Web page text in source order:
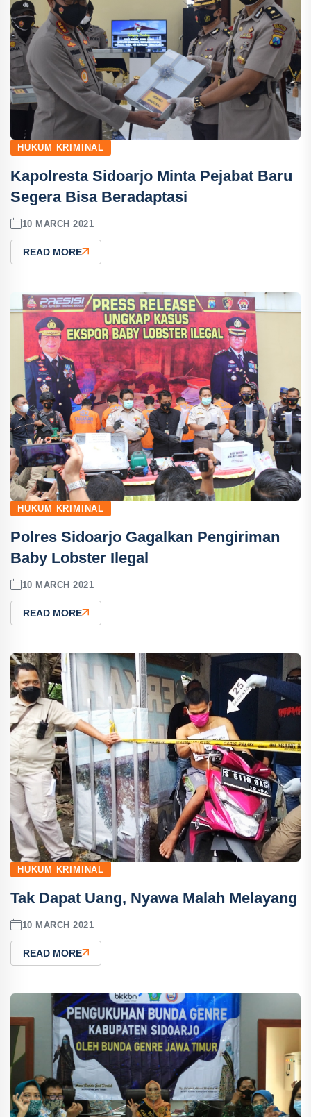
HUKUM KRIMINAL
Kapolresta Sidoarjo Minta Pejabat Baru
Segera Bisa Beradaptasi
10 MARCH 2021
READ MORE
HUKUM KRIMINAL
Polres Sidoarjo Gagalkan Pengiriman
Baby Lobster Ilegal
10 MARCH 2021
READ MORE
HUKUM KRIMINAL
Tak Dapat Uang, Nyawa Malah Melayang
10 MARCH 2021
READ MORE